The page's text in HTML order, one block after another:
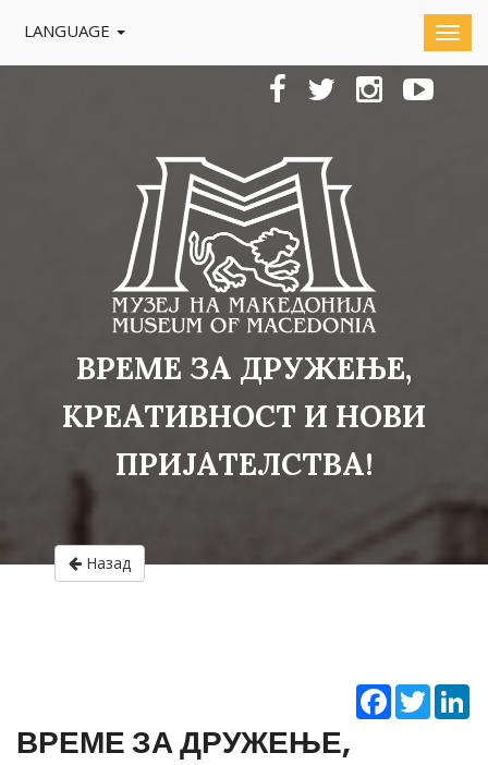
Назад
LANGUAGE
ВРЕМЕ ЗА ДРУЖЕЊЕ,
КРЕАТИВНОСТ И НОВИ
ПРИЈАТЕЛСТВА!
Facebook
Twitter
ВРЕМЕ ЗА ДРУЖЕЊЕ,